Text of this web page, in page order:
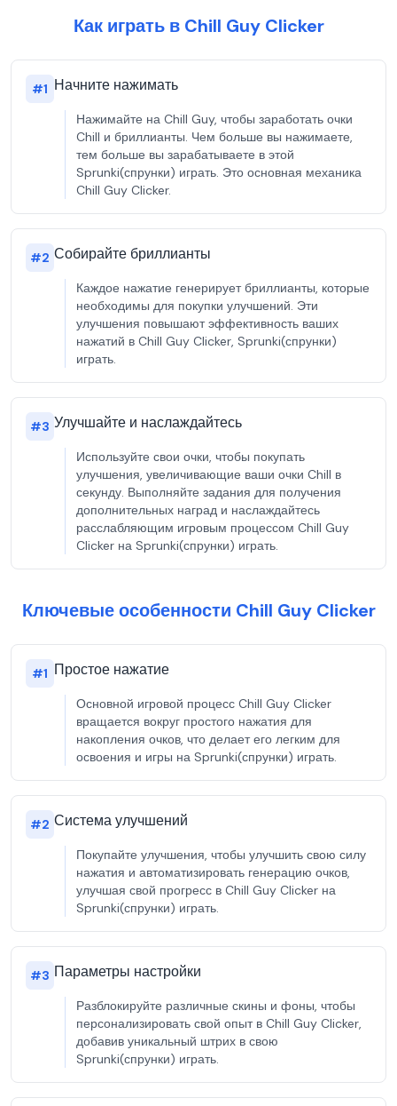
Как играть в Chill Guy Clicker
#1 Начните нажимать
Нажимайте на Chill Guy, чтобы заработать очки
Chill и бриллианты. Чем больше вы нажимаете,
тем больше вы зарабатываете в этой
Sprunki(спрунки) играть. Это основная механика
Chill Guy Clicker.
#2 Собирайте бриллианты
Каждое нажатие генерирует бриллианты, которые
необходимы для покупки улучшений. Эти
улучшения повышают эффективность ваших
нажатий в Chill Guy Clicker, Sprunki(спрунки)
играть.
#3 Улучшайте и наслаждайтесь
Используйте свои очки, чтобы покупать
улучшения, увеличивающие ваши очки Chill в
секунду. Выполняйте задания для получения
дополнительных наград и наслаждайтесь
расслабляющим игровым процессом Chill Guy
Clicker на Sprunki(спрунки) играть.
Ключевые особенности Chill Guy Clicker
#1 Простое нажатие
Основной игровой процесс Chill Guy Clicker
вращается вокруг простого нажатия для
накопления очков, что делает его легким для
освоения и игры на Sprunki(спрунки) играть.
#2 Система улучшений
Покупайте улучшения, чтобы улучшить свою силу
нажатия и автоматизировать генерацию очков,
улучшая свой прогресс в Chill Guy Clicker на
Sprunki(спрунки) играть.
#3 Параметры настройки
Разблокируйте различные скины и фоны, чтобы
персонализировать свой опыт в Chill Guy Clicker,
добавив уникальный штрих в свою
Sprunki(спрунки) играть.